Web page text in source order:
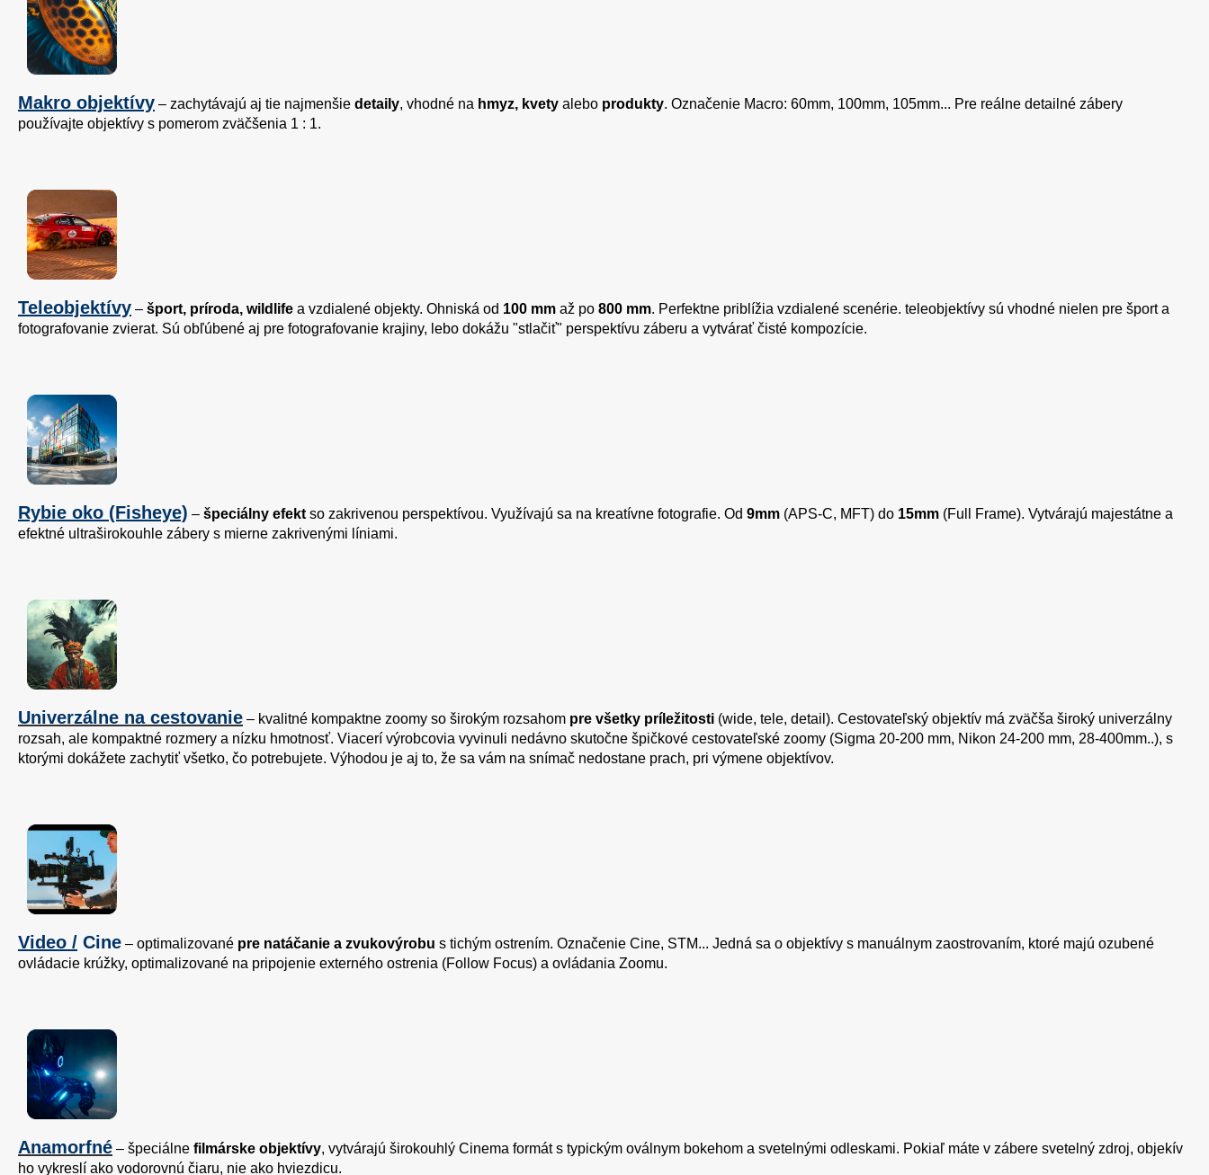
Makro objektívy – zachytávajú aj tie najmenšie detaily, vhodné na hmyz, kvety alebo produkty. Označenie Macro: 60mm, 100mm, 105mm... Pre reálne detailné zábery
používajte objektívy s pomerom zväčšenia 1 : 1.
Teleobjektívy – šport, príroda, wildlife a vzdialené objekty. Ohniská od 100 mm až po 800 mm. Perfektne priblížia vzdialené scenérie. teleobjektívy sú vhodné nielen pre šport a
fotografovanie zvierat. Sú obľúbené aj pre fotografovanie krajiny, lebo dokážu "stlačiť" perspektívu záberu a vytvárať čisté kompozície.
Rybie oko (Fisheye) – špeciálny efektso zakrivenou perspektívou. Využívajú sa na kreatívne fotografie. Od 9mm (APS-C, MFT) do 15mm (Full Frame). Vytvárajú majestátne a
efektné ultraširokouhle zábery s mierne zakrivenými líniami.
Univerzálne na cestovanie – kvalitné kompaktne zoomy so širokým rozsahom pre všetky príležitosti (wide, tele, detail). Cestovateľský objektív má zväčša široký univerzálny
rozsah, ale kompaktné rozmery a nízku hmotnosť. Viacerí výrobcovia vyvinuli nedávno skutočne špičkové cestovateľské zoomy (Sigma 20-200 mm, Nikon 24-200 mm, 28-400mm..), s
ktorými dokážete zachytiť všetko, čo potrebujete. Výhodou je aj to, že sa vám na snímač nedostane prach, pri výmene objektívov.
Video / Cine – optimalizované pre natáčanie a zvukovýrobu s tichým ostrením. Označenie Cine, STM... Jedná sa o objektívy s manuálnym zaostrovaním, ktoré majú ozubené
ovládacie krúžky, optimalizované na pripojenie externého ostrenia (Follow Focus) a ovládania Zoomu.
Anamorfné – špeciálne filmárske objektívy, vytvárajú širokouhlý Cinema formát s typickým oválnym bokehom a svetelnými odleskami. Pokiaľ máte v zábere svetelný zdroj, objekív
ho vykreslí ako vodorovnú čiaru, nie ako hviezdicu.